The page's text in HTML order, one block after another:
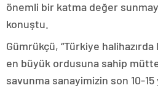
önemli bir katma değer
konuştu.
Gümrükçü, “Türkiye halihazırda
en büyük ordusuna sahip
savunma sanayimizin son 10-